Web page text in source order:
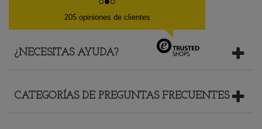
205 opiniones de clientes
¿NECESITAS AYUDA?
CATEGORÍAS DE PREGUNTAS FRECUENTES